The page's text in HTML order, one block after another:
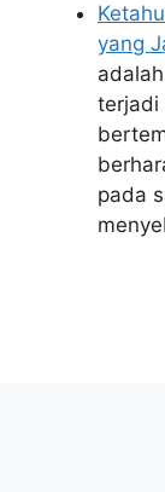
yang
terjadi
pada